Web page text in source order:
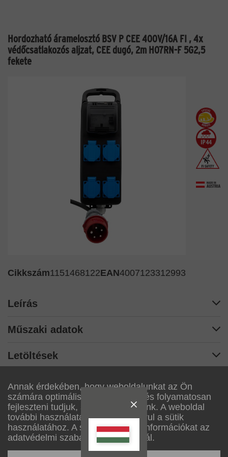
Annak érdekében, hogy weboldalunkat az Ön
számára optimálisan alakítsuk ki, és folyamatosan
fejleszteni tudjuk, sütiket használunk. A weboldal
további használatával Ön hozzájárul a sütik
használatához. A sütikről további információkat az
adatvédelmi szabályzatunkban talál.
Hordozható áramelosztó BSV P CEE 400V/16A FI , 4x
védőcsatlakozós aljzat, CEE dugó, 2m H07RN-F 5G2,5
fekete
Cikkszám1151468122EAN4007123312993
Leírás
Műszaki adatok
Letöltések
Műszaki és színbeli változtatás jogát fenntartjuk
Lectra Technik AG